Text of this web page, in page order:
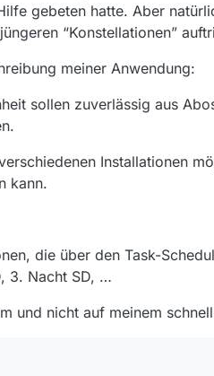
Vorschlag, ein Tool zu
davon realisieren, dass alle
herumspielen und dort z.B.
löschen. UNd dann prüfst
gebeten hatte. Aber
“Konstellationen”
meiner Anwendung:
sollen zuverlässig aus
Installationen
kann.
die über den Task-
3. Nacht SD, …
und nicht auf meinem